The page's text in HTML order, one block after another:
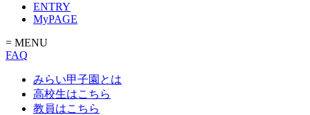
ENTRY
MyPAGE
= MENU
FAQ
みらい甲子園とは
高校生はこちら
教員はこちら